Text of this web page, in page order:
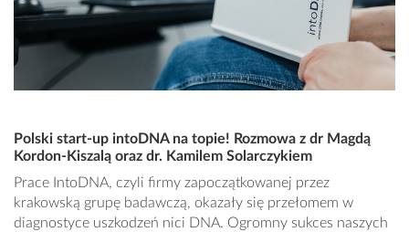
Polski start-up intoDNA na topie! Rozmowa z dr Magdą
Kordon-Kiszalą oraz dr. Kamilem Solarczykiem
Prace IntoDNA, czyli firmy zapoczątkowanej przez
krakowską grupę badawczą, okazały się przełomem w
diagnostyce uszkodzeń nici DNA. Ogromny sukces naszych